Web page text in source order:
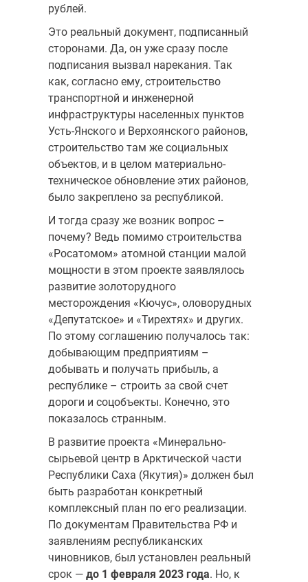
рублей.
Это реальный документ, подписанный
сторонами. Да, он уже сразу после
подписания вызвал нарекания. Так
как, согласно ему, строительство
транспортной и инженерной
инфраструктуры населенных пунктов
Усть-Янского и Верхоянского районов,
строительство там же социальных
объектов, и в целом материально-
техническое обновление этих районов,
было закреплено за республикой.
И тогда сразу же возник вопрос –
почему? Ведь помимо строительства
«Росатомом» атомной станции малой
мощности в этом проекте заявлялось
развитие золоторудного
месторождения «Кючус», оловорудных
«Депутатское» и «Тирехтях» и других.
По этому соглашению получалось так:
добывающим предприятиям –
добывать и получать прибыль, а
республике – строить за свой счет
дороги и соцобъекты. Конечно, это
показалось странным.
В развитие проекта «Минерально-
сырьевой центр в Арктической части
Республики Саха (Якутия)» должен был
быть разработан конкретный
комплексный план по его реализации.
По документам Правительства РФ и
заявлениям республиканских
чиновников, был установлен реальный
срок —до 1 февраля 2023 года. Но, к